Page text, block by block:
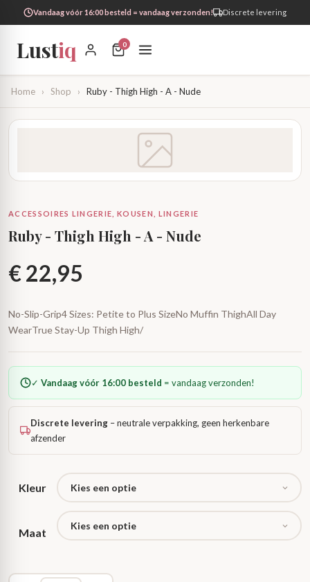
Vandaag vóór 16:00 besteld = vandaag verzonden! Discrete levering
Lustiq 0
Home › Shop › Ruby - Thigh High - A - Nude
ACCESSOIRES LINGERIE, KOUSEN, LINGERIE
Ruby - Thigh High - A - Nude
€22,95
No-Slip-Grip4 Sizes: Petite to Plus SizeNo Muffin ThighAll Day
WearTrue Stay-Up Thigh High/
✓ Vandaag vóór 16:00 besteld = vandaag verzonden!
Discrete levering – neutrale verpakking, geen herkenbare
afzender
Kleur
Maat